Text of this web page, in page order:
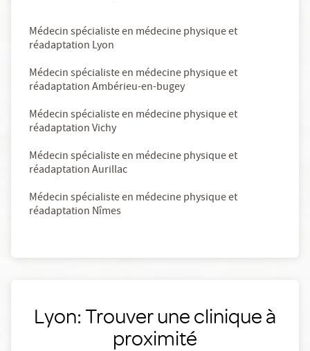
Médecin spécialiste en médecine physique et
réadaptation Lyon
Médecin spécialiste en médecine physique et
réadaptation Ambérieu-en-bugey
Médecin spécialiste en médecine physique et
réadaptation Vichy
Médecin spécialiste en médecine physique et
réadaptation Aurillac
Médecin spécialiste en médecine physique et
réadaptation Nîmes
Lyon: Trouver une clinique à
proximité